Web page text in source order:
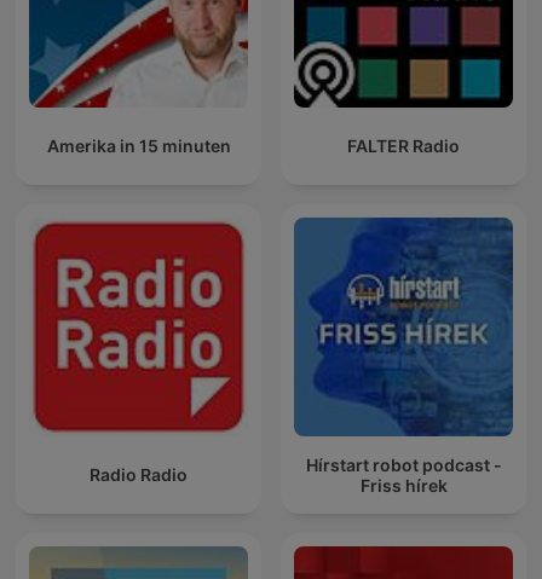
Amerika in 15 minuten FALTER Radio
Radio Radio
Hírstart robot podcast -
Friss hírek